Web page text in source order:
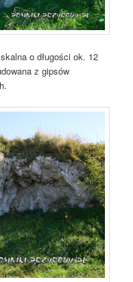
o długości ok. 12
z gipsów